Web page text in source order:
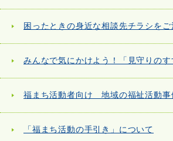
困ったときの身近な相談先チラシを
みんなで気にかけよう！「見守りのす
福まち活動者向け 地域の福祉活動事
「福まち活動の手引き」について